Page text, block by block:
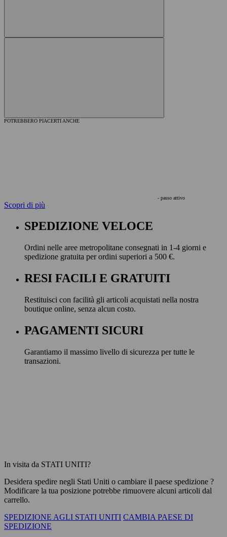
POTREBBERO PIACERTI ANCHE
- passo attivo
Scopri di più
SPEDIZIONE VELOCE
Ordini nelle aree metropolitane consegnati in 1-4 giorni e
spedizione gratuita per ordini superiori a 500 €.
RESI FACILI E GRATUITI
Restituisci con facilità gli articoli acquistati nella nostra
boutique online, senza alcun costo.
PAGAMENTI SICURI
Garantiamo il massimo livello di sicurezza per tutte le
transazioni.
In visita da STATI UNITI?
Desidera spedire negli Stati Uniti o cambiare il paese spedizione ?
Modificare la tua posizione potrebbe rimuovere alcuni articoli dal
carrello.
SPEDIZIONE AGLI STATI UNITI CAMBIA PAESE DI
SPEDIZIONE